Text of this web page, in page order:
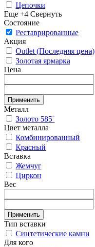
Цепочки
Еще +4 Свернуть
Состояние
Реставрированные
Акция
Outlet (Последняя цена)
Золотая ярмарка
Цена
Применить
Металл
Золото 585˚
Цвет металла
Комбинированный
Красный
Вставка
Жемчуг
Циркон
Вес
Применить
Тип вставки
Синтетические камни
Для кого